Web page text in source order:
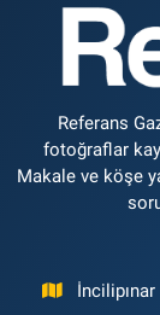
Referans
fotoğraflar
Makale ve köşe